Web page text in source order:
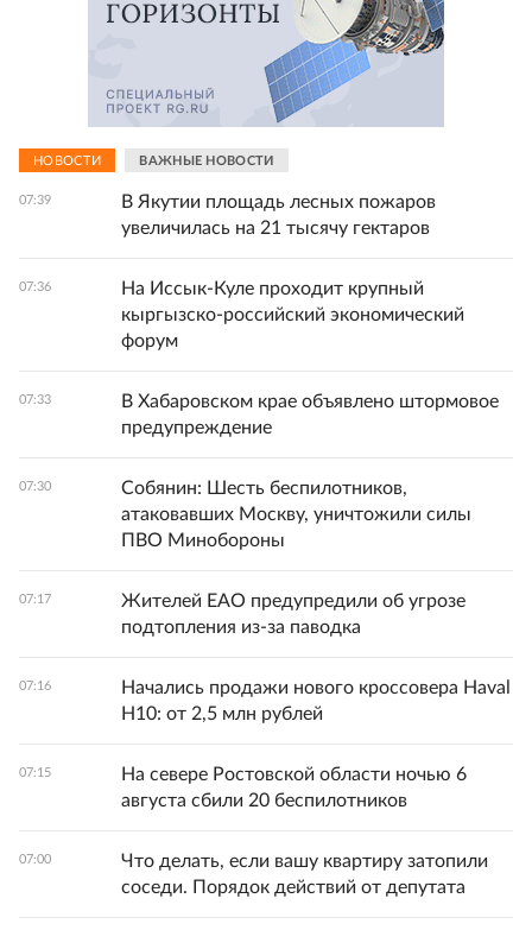
НОВОСТИ ВАЖНЫЕ НОВОСТИ
07:39
В Якутии площадь лесных пожаров
увеличилась на 21 тысячу гектаров
07:36
На Иссык-Куле проходит крупный
кыргызско-российский экономический
форум
07:33
В Хабаровском крае объявлено штормовое
предупреждение
07:30
Собянин: Шесть беспилотников,
атаковавших Москву, уничтожили силы
ПВО Минобороны
07:17
Жителей ЕАО предупредили об угрозе
подтопления из-за паводка
07:16
Начались продажи нового кроссовера Haval
H10: от 2,5 млн рублей
07:15
На севере Ростовской области ночью 6
августа сбили 20 беспилотников
07:00
Что делать, если вашу квартиру затопили
соседи. Порядок действий от депутата